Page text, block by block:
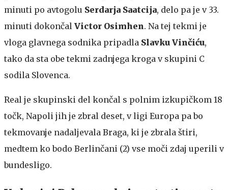
minuti po avtogolu Serdarja Saatcija, delo pa je v 33.
minuti dokončal Victor Osimhen. Na tej tekmi je
vloga glavnega sodnika pripadla Slavku Vinčiću,
tako da sta obe tekmi zadnjega kroga v skupini C
sodila Slovenca.
Real je skupinski del končal s polnim izkupičkom 18
točk, Napoli jih je zbral deset, v ligi Europa pa bo
tekmovanje nadaljevala Braga, ki je zbrala štiri,
medtem ko bodo Berlinčani (2) vse moči zdaj uperili v
bundesligo.